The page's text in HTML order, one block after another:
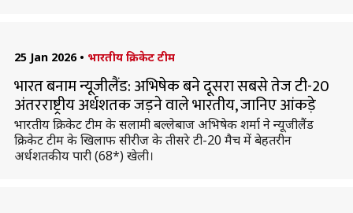
25 Jan 2026 • भारतीय क्रिकेट टीम
भारत बनाम न्यूजीलैंड: अभिषेक बने दूसरा सबसे तेज टी-20
अंतरराष्ट्रीय अर्धशतक जड़ने वाले भारतीय, जानिए आंकड़े
भारतीय क्रिकेट टीम के सलामी बल्लेबाज अभिषेक शर्मा ने न्यूजीलैंड
क्रिकेट टीम के खिलाफ सीरीज के तीसरे टी-20 मैच में बेहतरीन
अर्धशतकीय पारी (68*) खेली।